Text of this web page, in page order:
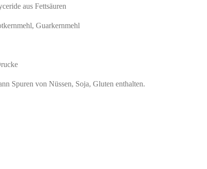
aus Fettsäuren
Guarkernmehl
Spuren von Nüssen, Soja, Gluten enthalten.